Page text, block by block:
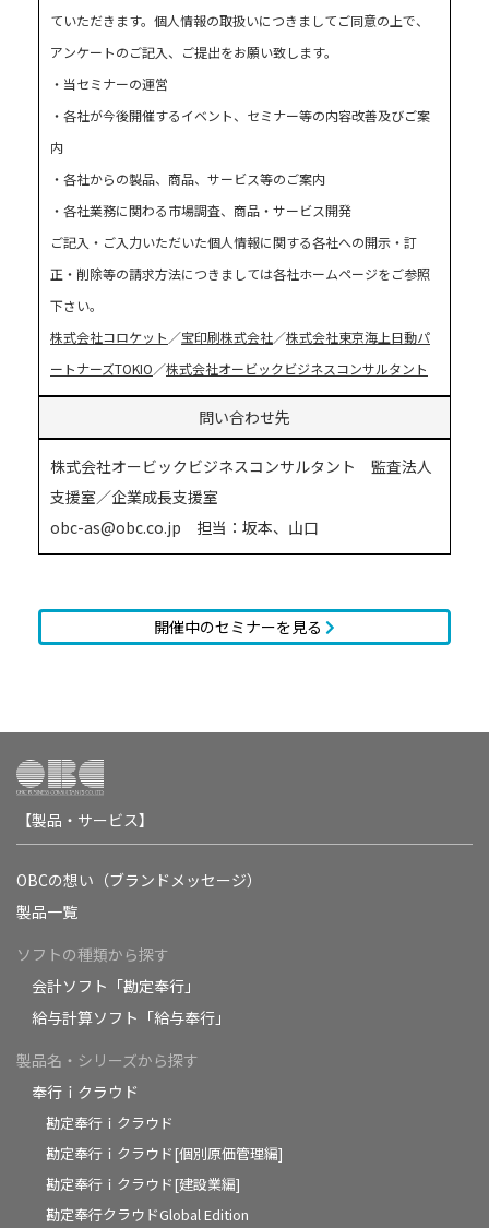
ていただきます。個人情報の取扱いにつきましてご同意の上で、
アンケートのご記入、ご提出をお願い致します。
・当セミナーの運営
・各社が今後開催するイベント、セミナー等の内容改善及びご案
内
・各社からの製品、商品、サービス等のご案内
・各社業務に関わる市場調査、商品・サービス開発
ご記入・ご入力いただいた個人情報に関する各社への開示・訂
正・削除等の請求方法につきましては各社ホームページをご参照
下さい。
株式会社コロケット／宝印刷株式会社／株式会社東京海上日動パ
ートナーズTOKIO／株式会社オービックビジネスコンサルタント
問い合わせ先
株式会社オービックビジネスコンサルタント 監査法人
支援室／企業成長支援室
obc-as@obc.co.jp 担当：坂本、山口
開催中のセミナーを見る
【製品・サービス】
OBCの想い（ブランドメッセージ）
製品一覧
ソフトの種類から探す
会計ソフト「勘定奉行」
給与計算ソフト「給与奉行」
製品名・シリーズから探す
奉行ｉクラウド
勘定奉行ｉクラウド
勘定奉行ｉクラウド[個別原価管理編]
勘定奉行ｉクラウド[建設業編]
勘定奉行クラウドGlobal Edition